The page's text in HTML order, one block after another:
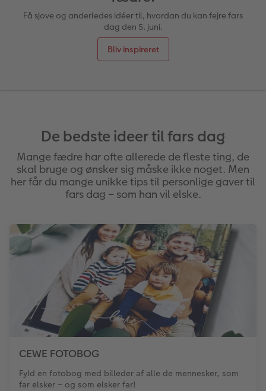
Inspiration
Nem billedoverførsel
CEWE FOTOBOG Color pop
Panoramaside
Mindelomme
Tilbehør
Forstørrelse på fotopapir
Fotosæt
Engangskamera print
Analoge billeder
Inspiration
Gratis fotolagring
Pasfoto
Billede på aluminiumsplade
Galleritryk
Fotoplakat med kort
Fotoplakat med plakatliste
Fotocollage
hexxas
Flerdelt vægbillede
Fotopanel
Velkomstskilt
Talcollage
Inspiration
Tekstiler
Skole og kontor
Fyld-selv gaveæske
Mobilcovers
Kæledyr
Inspiration
CEWE Gavekort
Firmagave
Gratis fotolagring
Pasfoto
Design selv
Alle anledninger
Postkort
Kort med fotoindstik
Bordkort
Menukort
Direkte forsendelse
Digitalt festkort
Inspiration
Valgmuligheder
Tilbehør
Få sjove og anderledes idéer til, hvordan du kan fejre fars
dag den 5. juni.
Bliv inspireret
De bedste ideer til fars dag
Mange fædre har ofte allerede de fleste ting, de
skal bruge og ønsker sig måske ikke noget. Men
her får du mange unikke tips til personlige gaver til
fars dag – som han vil elske.
CEWE FOTOBOG
Fyld en fotobog med billeder af alle de mennesker, som
far elsker – og som elsker far!